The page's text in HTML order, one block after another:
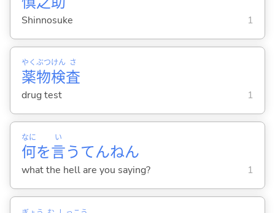
Shinnosuke 1
薬
やく
物
ぶつ
検
けん
査
さ
drug test 1
何
なに
を言
い
うてんねん
what the hell are you saying? 1